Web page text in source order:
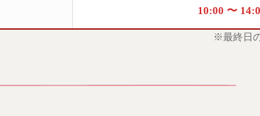
10:00 〜
※最終日